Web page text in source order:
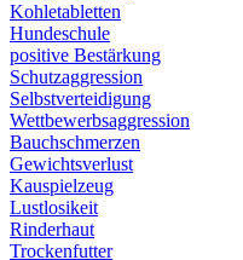
Kohletabletten
Hundeschule
positive Bestärkung
Schutzaggression
Selbstverteidigung
Wettbewerbsaggression
Bauchschmerzen
Gewichtsverlust
Kauspielzeug
Lustlosikeit
Rinderhaut
Trockenfutter